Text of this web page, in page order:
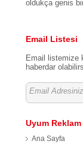
oldukça genis
Email Listesi
Email listemize
haberdar
Uyum Reklam
Ana Sayfa